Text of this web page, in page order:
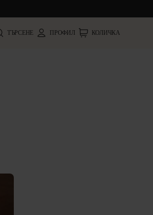
ТЪРСЕНЕ ПРОФИЛ КОЛИЧКА